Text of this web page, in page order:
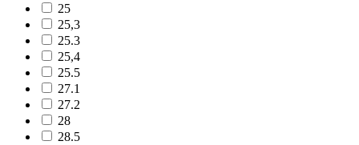
25
25,3
25.3
25,4
25.5
27.1
27.2
28
28.5